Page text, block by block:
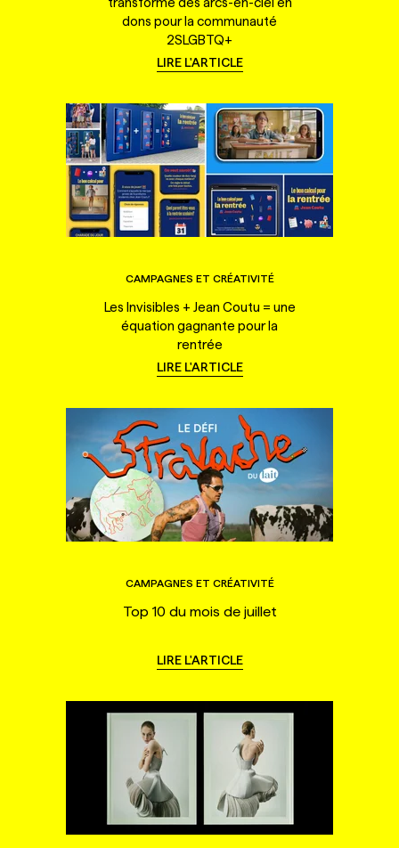
dons pour la communauté
2SLGBTQ+
LIRE L'ARTICLE
CAMPAGNES ET CRÉATIVITÉ
Les Invisibles + Jean Coutu = une
équation gagnante pour la
rentrée
LIRE L'ARTICLE
CAMPAGNES ET CRÉATIVITÉ
Top 10 du mois de juillet
LIRE L'ARTICLE